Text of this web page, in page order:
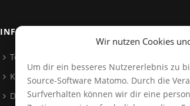
Wir nutzen Cookies
Um dir ein besseres Nutzererlebnis zu
Source-Software Matomo. Durch die
Surfverhalten können wir dir eine
INFORMATIONEN
Team
Kontakt
Datenschutz
das